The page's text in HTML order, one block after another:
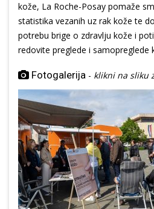
kože, La Roche-Posay pomaže
statistika vezanih uz rak kože te
potrebu brige o zdravlju kože i
redovite preglede i samopreglede
Fotogalerija - klikni na sliku